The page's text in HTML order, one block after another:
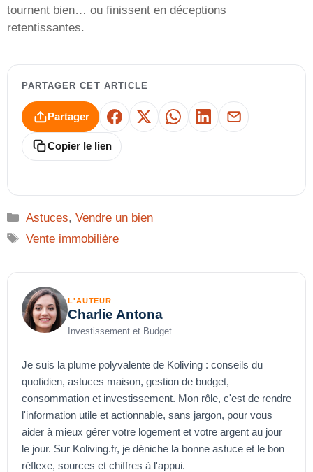
tournent bien… ou finissent en déceptions
retentissantes.
PARTAGER CET ARTICLE
Partager Facebook
X WhatsAppLinkedInE-mail
Copier le lien
Catégories
Astuces,Vendre un bien
Étiquettes
Vente immobilière
L'AUTEUR
Charlie Antona
Investissement et Budget
Je suis la plume polyvalente de Koliving : conseils du
quotidien, astuces maison, gestion de budget,
consommation et investissement. Mon rôle, c'est de rendre
l'information utile et actionnable, sans jargon, pour vous
aider à mieux gérer votre logement et votre argent au jour
le jour. Sur Koliving.fr, je déniche la bonne astuce et le bon
réflexe, sources et chiffres à l'appui.